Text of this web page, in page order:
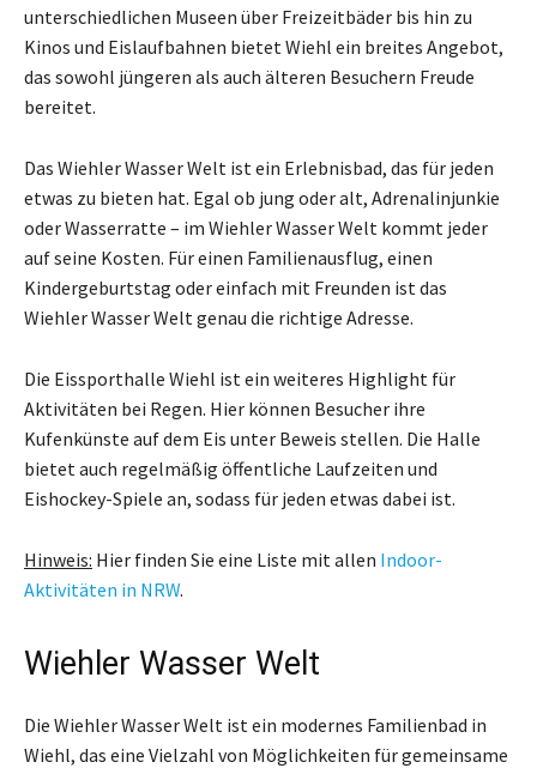
unterschiedlichen Museen über Freizeitbäder bis hin zu
Kinos und Eislaufbahnen bietet Wiehl ein breites Angebot,
das sowohl jüngeren als auch älteren Besuchern Freude
bereitet.
Das Wiehler Wasser Welt ist ein Erlebnisbad, das für jeden
etwas zu bieten hat. Egal ob jung oder alt, Adrenalinjunkie
oder Wasserratte – im Wiehler Wasser Welt kommt jeder
auf seine Kosten. Für einen Familienausflug, einen
Kindergeburtstag oder einfach mit Freunden ist das
Wiehler Wasser Welt genau die richtige Adresse.
Die Eissporthalle Wiehl ist ein weiteres Highlight für
Aktivitäten bei Regen. Hier können Besucher ihre
Kufenkünste auf dem Eis unter Beweis stellen. Die Halle
bietet auch regelmäßig öffentliche Laufzeiten und
Eishockey-Spiele an, sodass für jeden etwas dabei ist.
Hinweis: Hier finden Sie eine Liste mit allen Indoor-
Aktivitäten in NRW.
Wiehler Wasser Welt
Die Wiehler Wasser Welt ist ein modernes Familienbad in
Wiehl, das eine Vielzahl von Möglichkeiten für gemeinsame